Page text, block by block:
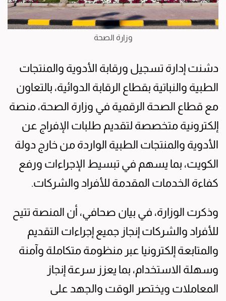
وزارة الصحة
دشنت إدارة تسجيل ورقابة الأدوية والمنتجات
الطبية والنباتية بقطاع الرقابة الدوائية، بالتعاون
مع قطاع الصحة الرقمية في وزارة الصحة، منصة
إلكترونية متخصصة لتقديم طلبات الإفراج عن
الأدوية والمنتجات الطبية الواردة من خارج دولة
الكويت، بما يسهم في تبسيط الإجراءات ورفع
كفاءة الخدمات المقدمة للأفراد والشركات.
وذكرت الوزارة، في بيان صحافي، أن المنصة تتيح
للأفراد والشركات إنجاز جميع إجراءات التقديم
والمتابعة إلكترونيا عبر منظومة متكاملة وآمنة
وسهلة الاستخدام، بما يعزز سرعة إنجاز
المعاملات ويختصر الوقت والجهد على